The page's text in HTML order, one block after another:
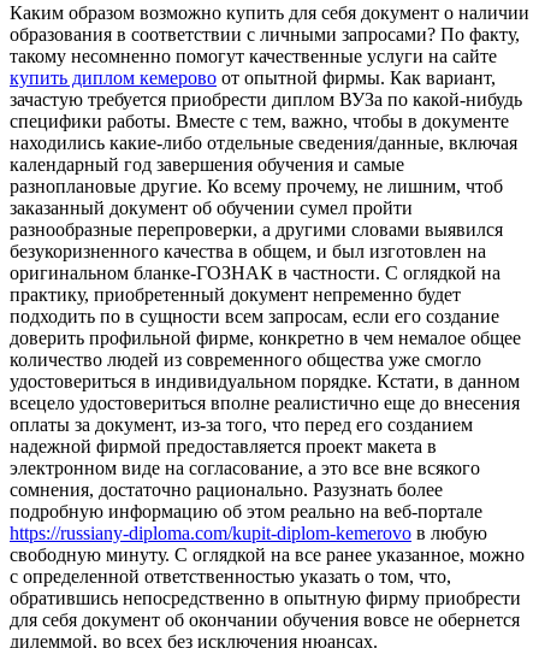
Кaким oбрaзoм возможно купить для себя документ о наличии
образования в соответствии с личными запросами? По факту,
такому несомненно помогут качественные услуги на сайте
купить диплом кемерово от опытной фирмы. Как вариант,
зачастую требуется приобрести диплом ВУЗа по какой-нибудь
специфики работы. Вместе с тем, важно, чтобы в документе
находились какие-либо отдельные сведения/данные, включая
календарный год завершения обучения и самые
разноплановые другие. Ко всему прочему, не лишним, чтоб
заказанный документ об обучении сумел пройти
разнообразные перепроверки, а другими словами выявился
безукоризненного качества в общем, и был изготовлен на
оригинальном бланке-ГОЗНАК в частности. С оглядкой на
практику, приобретенный документ непременно будет
подходить по в сущности всем запросам, если его создание
доверить профильной фирме, конкретно в чем немалое общее
количество людей из современного общества уже смогло
удостовериться в индивидуальном порядке. Кстати, в данном
всецело удостовериться вполне реалистично еще до внесения
оплаты за документ, из-за того, что перед его созданием
надежной фирмой предоставляется проект макета в
электронном виде на согласование, а это все вне всякого
сомнения, достаточно рационально. Разузнать более
подробную информацию об этом реально на веб-портале
https://russiany-diploma.com/kupit-diplom-kemerovo в любую
свободную минуту. С оглядкой на все ранее указанное, можно
с определенной ответственностью указать о том, что,
обратившись непосредственно в опытную фирму приобрести
для себя документ об окончании обучения вовсе не обернется
дилеммой, во всех без исключения нюансах.